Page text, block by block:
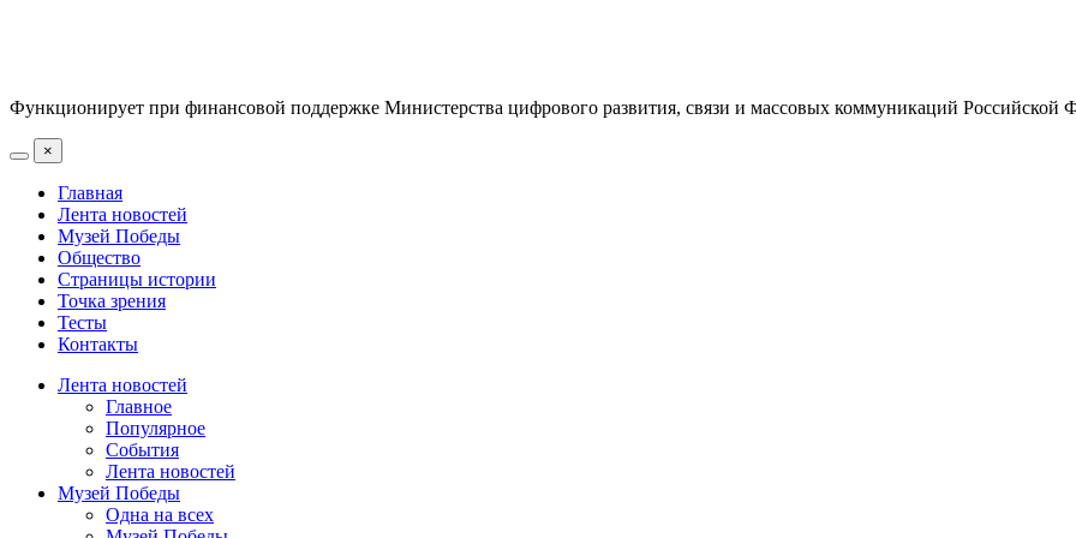
Функционирует при финансовой поддержке Министерства цифрового развития, связи и массовых коммуникаций Российской
×
Главная
Лента новостей
Музей Победы
Общество
Страницы истории
Точка зрения
Тесты
Контакты
Лента новостей
Главное
Популярное
События
Лента новостей
Музей Победы
Одна на всех